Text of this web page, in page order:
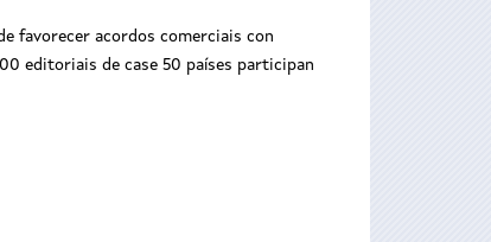
favorecer acordos comerciais con
editoriais de case 50 países participan